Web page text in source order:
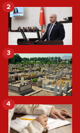
2
3
4